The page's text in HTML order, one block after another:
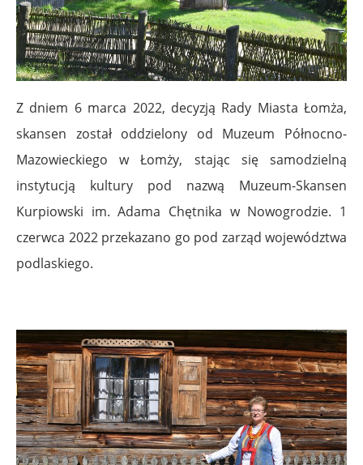
Z dniem 6 marca 2022, decyzją Rady Miasta Łomża,
skansen został oddzielony od Muzeum Północno-
Mazowieckiego w Łomży, stając się samodzielną
instytucją kultury pod nazwą Muzeum-Skansen
Kurpiowski im. Adama Chętnika w Nowogrodzie. 1
czerwca 2022 przekazano go pod zarząd województwa
podlaskiego.